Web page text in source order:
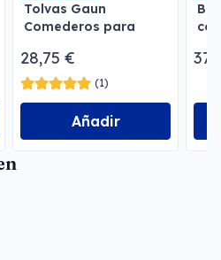
Tolvas Gaun
Comederos para
28,75 €
(1)
Añadir